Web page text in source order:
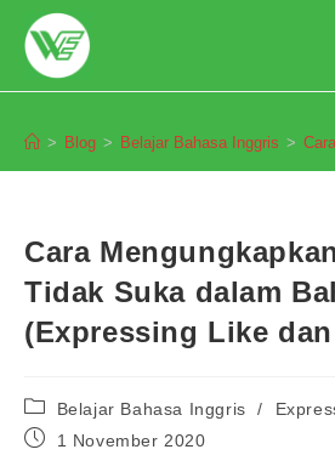
content
> Blog > Belajar Bahasa Inggris >
Cara
Tidak Suka dalam
(Expressing Like
Post
category:
Belajar Bahasa Inggris /
Post1 November 2020